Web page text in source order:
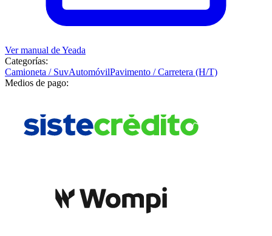
Ver manual deYeada
Categorías:
Camioneta / SuvAutomóvilPavimento / Carretera (H/T)
Medios de pago: